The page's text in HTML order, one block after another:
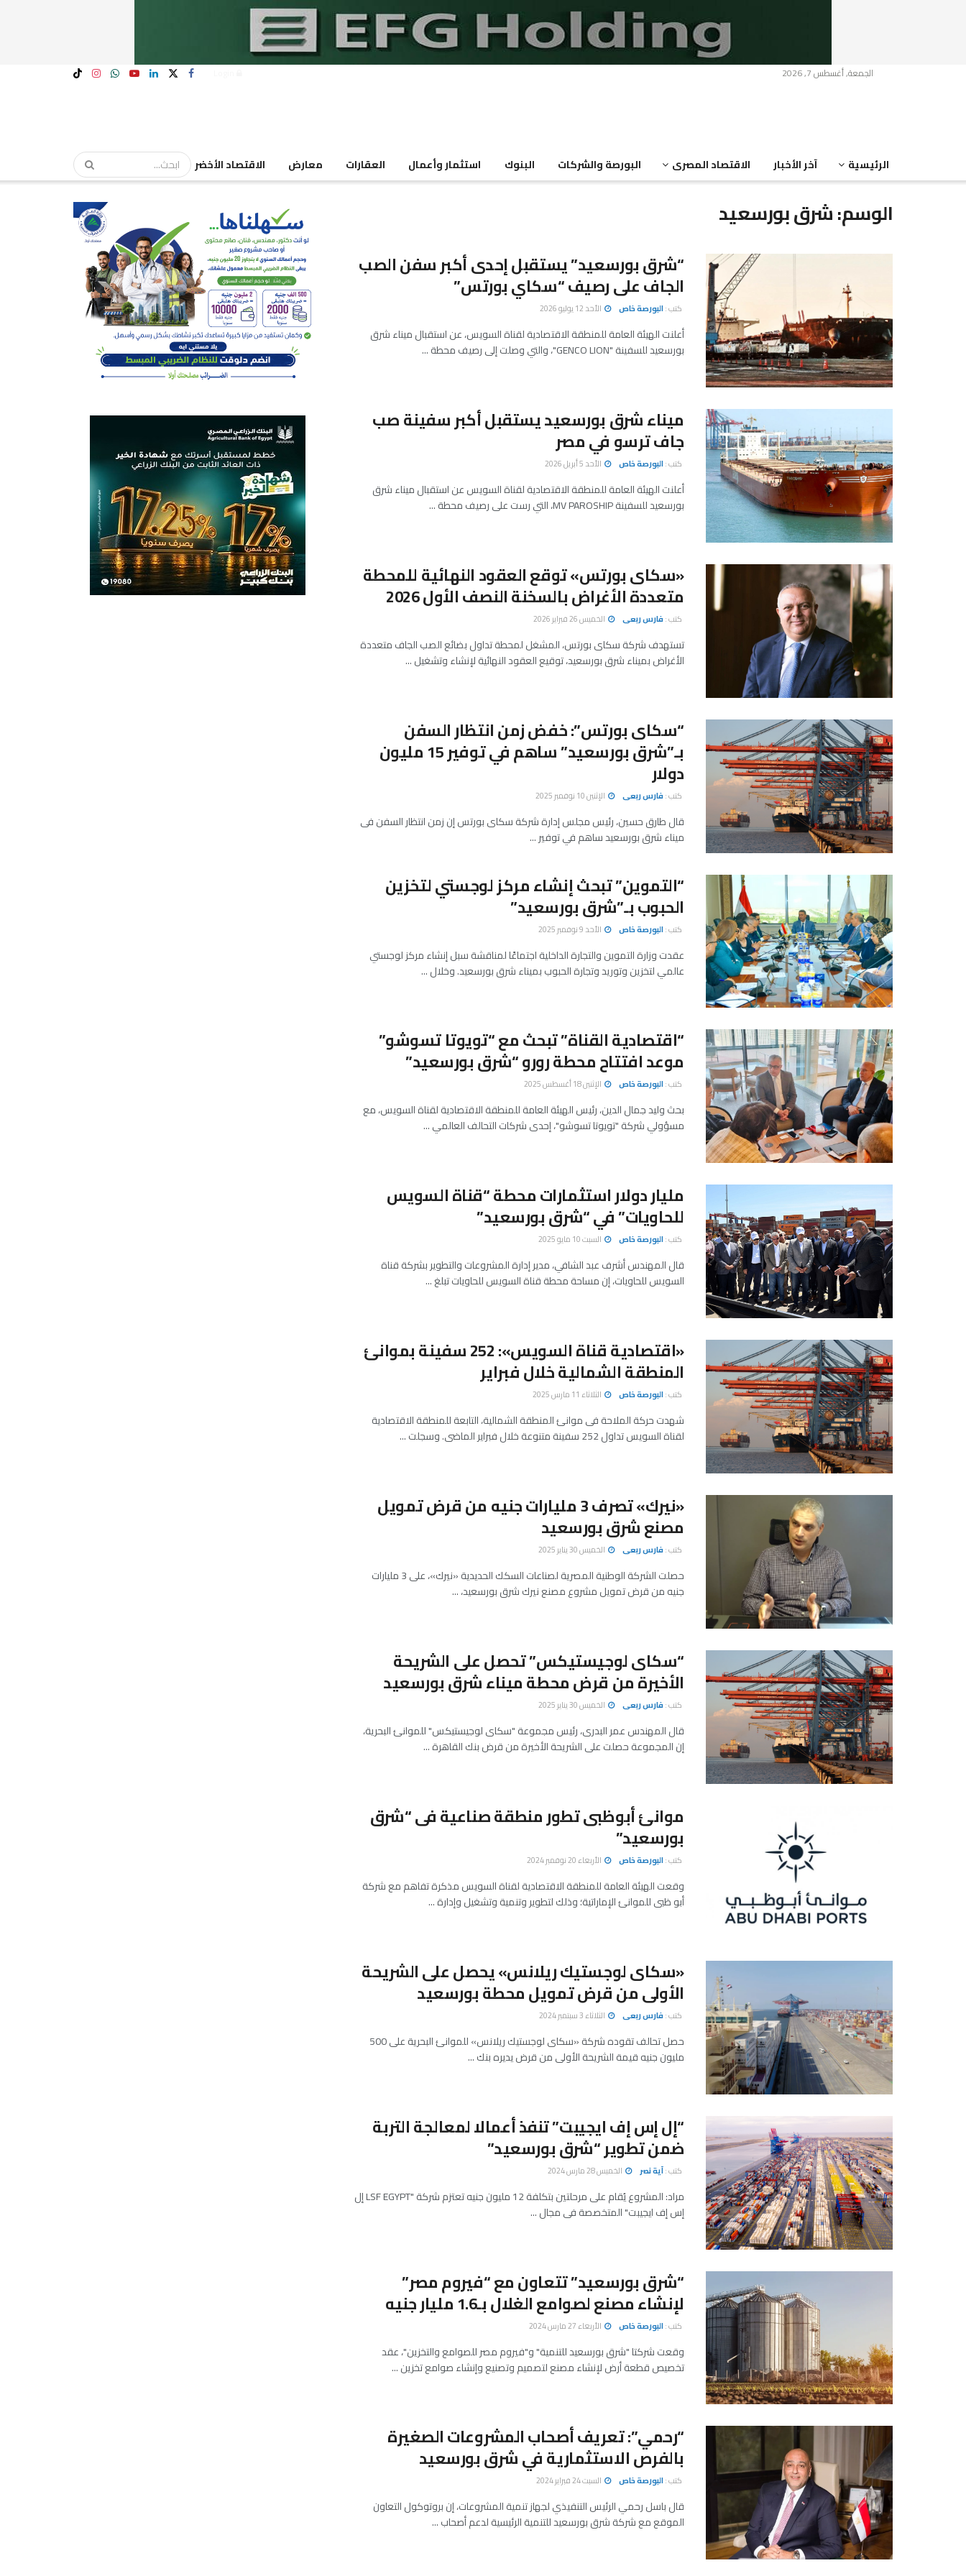
الجمعة, أغسطس 7, 2026
الرئيسية آخر الأخبار الاقتصاد المصرى البورصة والشركات البنوك استثمار وأعمال العقارات معارض الاقتصاد الأخضر
الوسم:شرق بورسعيد
“شرق بورسعيد” يستقبل إحدى أكبر سفن الصب
الجاف على رصيف “سكاي بورتس”
كتب :البورصة خاص الأحد 12 يوليو 2026
أعلنت الهيئة العامة للمنطقة الاقتصادية لقناة السويس، عن استقبال ميناء شرق
بورسعيد للسفينة "GENCO LION"، والتي وصلت إلى رصيف محطة ...
ميناء شرق بورسعيد يستقبل أكبر سفينة صب
جاف ترسو في مصر
كتب :البورصة خاص الأحد 5 أبريل 2026
أعلنت الهيئة العامة للمنطقة الاقتصادية لقناة السويس عن استقبال ميناء شرق
بورسعيد للسفينة MV PAROSHIP، التي رست على رصيف محطة ...
«سكاى بورتس» توقع العقود النهائية للمحطة
متعددة الأغراض بالسخنة النصف الأول 2026
كتب :فارس ربعى الخميس 26 فبراير 2026
تستهدف شركة سكاى بورتس، المشغل لمحطة تداول بضائع الصب الجاف متعددة
الأغراض بميناء شرق بورسعيد، توقيع العقود النهائية لإنشاء وتشغيل ...
“سكاى بورتس”: خفض زمن انتظار السفن
بـ”شرق بورسعيد” ساهم في توفير 15 مليون
دولار
كتب :فارس ربعى الإثنين 10 نوفمبر 2025
قال طارق حسين، رئيس مجلس إدارة شركة سكاى بورتس إن زمن انتظار السفن فى
ميناء شرق بورسعيد ساهم في توفير ...
“التموين” تبحث إنشاء مركز لوجستي لتخزين
الحبوب بـ”شرق بورسعيد”
كتب :البورصة خاص الأحد 9 نوفمبر 2025
عقدت وزارة التموين والتجارة الداخلية اجتماعًا لمناقشة سبل إنشاء مركز لوجستي
عالمي لتخزين وتوريد وتجارة الحبوب بميناء شرق بورسعيد. وخلال ...
“اقتصادية القناة” تبحث مع “تويوتا تسوشو”
موعد افتتاح محطة رورو “شرق بورسعيد”
كتب :البورصة خاص الإثنين 18 أغسطس 2025
بحث وليد جمال الدين، رئيس الهيئة العامة للمنطقة الاقتصادية لقناة السويس، مع
مسؤولي شركة "تويوتا تسوشو"، إحدى شركات التحالف العالمي ...
مليار دولار استثمارات محطة “قناة السويس
للحاويات” في “شرق بورسعيد”
كتب :البورصة خاص السبت 10 مايو 2025
قال المهندس أشرف عبد الشافي، مدير إدارة المشروعات والتطوير بشركة قناة
السويس للحاويات، إن مساحة محطة قناة السويس للحاويات تبلغ ...
«اقتصادية قناة السويس»: 252 سفينة بموانئ
المنطقة الشمالية خلال فبراير
كتب :البورصة خاص الثلاثاء 11 مارس 2025
شهدت حركة الملاحة فى موانئ المنطقة الشمالية، التابعة للمنطقة الاقتصادية
لقناة السويس تداول 252 سفينة متنوعة خلال فبراير الماضى. وسجلت ...
«نيرك» تصرف 3 مليارات جنيه من قرض تمويل
مصنع شرق بورسعيد
كتب :فارس ربعى الخميس 30 يناير 2025
حصلت الشركة الوطنية المصرية لصناعات السكك الحديدية «نيرك»، على 3 مليارات
جنيه من قرض تمويل مشروع مصنع نيرك شرق بورسعيد، ...
“سكاى لوجيستيكس” تحصل على الشريحة
الأخيرة من قرض محطة ميناء شرق بورسعيد
كتب :فارس ربعى الخميس 30 يناير 2025
قال المهندس عمر البدرى، رئيس مجموعة "سكاى لوجيستيكس" للموانئ البحرية،
إن المجموعة حصلت على الشريحة الأخيرة من قرض بنك القاهرة ...
موانئ أبوظبى تطور منطقة صناعية فى “شرق
بورسعيد”
كتب :البورصة خاص الأربعاء 20 نوفمبر 2024
وقعت الهيئة العامة للمنطقة الاقتصادية لقناة السويس مذكرة تفاهم مع شركة
أبو ظبى للموانئ الإماراتية؛ وذلك لتطوير وتنمية وتشغيل وإدارة ...
«سكاى لوجستيك ريلانس» يحصل على الشريحة
الأولى من قرض تمويل محطة بورسعيد
كتب :فارس ربعى الثلاثاء 3 سبتمبر 2024
حصل تحالف تقوده شركة «سكاى لوجستيك ريلانس» للموانئ البحرية على 500
مليون جنيه قيمة الشريحة الأولى من قرض يديره بنك ...
“إل إس إف ايجيبت” تنفذ أعمالا لمعالجة التربة
ضمن تطوير “شرق بورسعيد”
كتب :آية نصر الخميس 28 مارس 2024
مراد: المشروع يُقام على مرحلتين بتكلفة 12 مليون جنيه تعتزم شركة "LSF EGYPT إل
إس إف ايجيبت" المتخصصة فى مجال ...
“شرق بورسعيد” تتعاون مع “فيروم مصر”
لإنشاء مصنع لصوامع الغلال بـ1.6 مليار جنيه
كتب :البورصة خاص الأربعاء 27 مارس 2024
وقعت شركتا "شرق بورسعيد للتنمية" و"فيروم مصر للصوامع والتخزين"‏‏، عقد
تخصيص قطعة أرض لإنشاء مصنع لتصميم وتصنيع وإنشاء صوامع تخزين ...
“رحمي”: تعريف أصحاب المشروعات الصغيرة
بالفرص الاستثمارية في شرق بورسعيد
كتب :البورصة خاص السبت 24 فبراير 2024
قال باسل رحمي الرئيس التنفيذي لجهاز تنمية المشروعات، إن بروتوكول التعاون
الموقع مع شركة شرق بورسعيد للتنمية الرئيسية لدعم أصحاب ...